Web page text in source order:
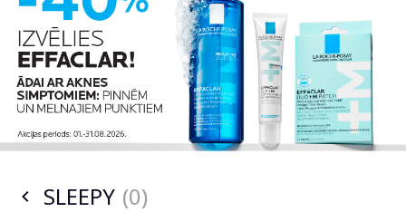
SLEEPY (0)